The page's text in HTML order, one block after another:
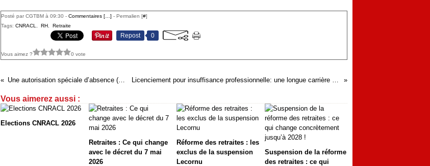
Posté par CGTBM à 09:30 - Commentaires [ ] - Permalien [#]
Tags: CNRACL RH Retraite
Repost 0
Vous aimez ? 0 vote
Une autorisation spéciale d’absence (ASA) peut-elle être octroyée à un agent en congé ? Licenciement pour insuffisance professionnelle: une longue carrière ne suffit pas à écarter la démonstration d’une inaptitude durable à exercer ses fonctions
Vous aimerez aussi :
Elections CNRACL 2026
Retraites : Ce qui change
avec le décret du 7 mai
2026
Réforme des retraites : les
exclus de la suspension
Lecornu
Suspension de la réforme
des retraites : ce qui